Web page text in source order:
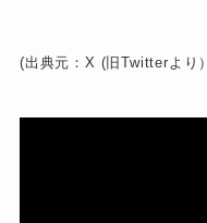
(出典元：X (旧Twitterより）